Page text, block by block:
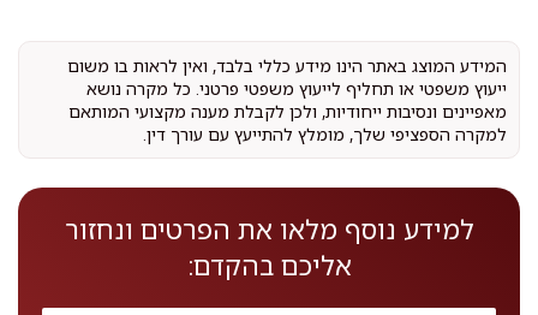
המידע המוצג באתר הינו מידע כללי בלבד, ואין לראות בו משום
ייעוץ משפטי או תחליף לייעוץ משפטי פרטני. כל מקרה נושא
מאפיינים ונסיבות ייחודיות, ולכן לקבלת מענה מקצועי המותאם
למקרה הספציפי שלך, מומלץ להתייעץ עם עורך דין.
למידע נוסף מלאו את הפרטים ונחזור
אליכם בהקדם: